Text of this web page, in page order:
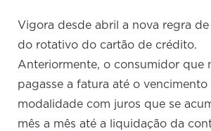
Vigora desde abril a nova regra
do rotativo do cartão de crédito.
Anteriormente, o consumidor que
pagasse a fatura até o vencimento
modalidade com juros que se
mês a mês até a liquidação da